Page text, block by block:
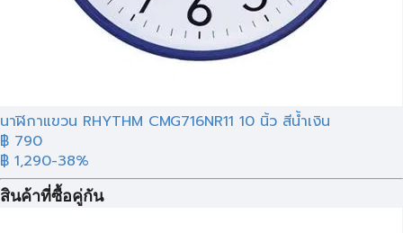
นาฬิกาแขวน RHYTHM CMG716NR11 10 นิ้ว สีน้ำเงิน
฿ 790
฿ 1,290-38%
สินค้าที่ซื้อคู่กัน